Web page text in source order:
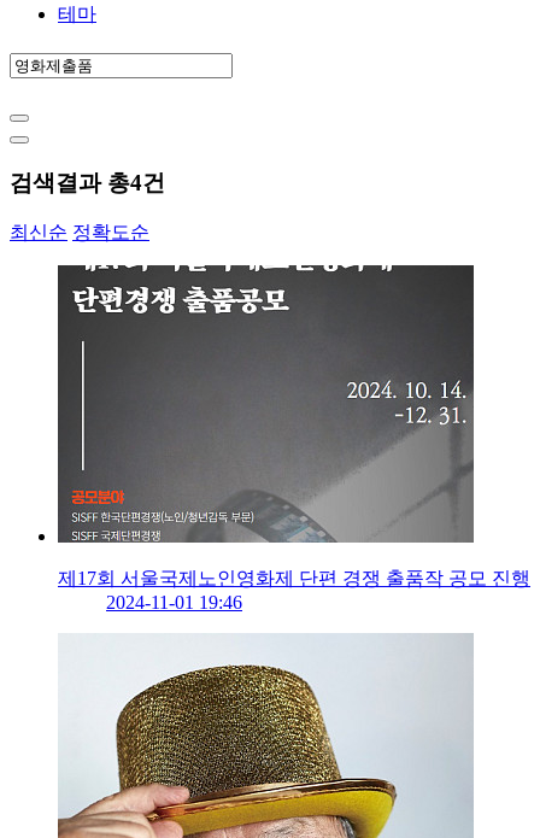
테마
검색결과 총4건
최신순 정확도순
제17회 서울국제노인영화제 단편 경쟁 출품작 공모 진행
2024-11-01 19:46